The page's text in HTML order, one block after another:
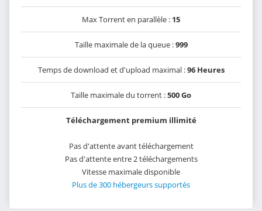
Max Torrent en parallèle : 15
Taille maximale de la queue :999
Temps de download et d'upload maximal :96 Heures
Taille maximale du torrent :500 Go
Téléchargement premium illimité
Pas d'attente avant téléchargement
Pas d'attente entre 2 téléchargements
Vitesse maximale disponible
Plus de 300 hébergeurs supportés